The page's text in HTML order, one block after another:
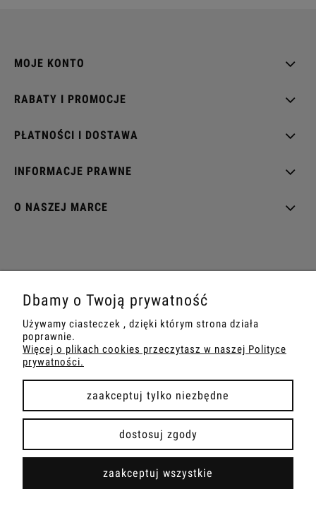
MOJE KONTO
RABATY I PROMOCJE
PŁATNOŚCI I DOSTAWA
INFORMACJE PRAWNE
O NASZEJ MARCE
Sklep internetowy ART&DOLL | ul. Toruńska 65A, 87-103
Mała Nieszawka |
8792668449 | REGON: 341319980
pokaż pełną wersję strony
Sklep internetowy Shoper.pl
Dbamy o Twoją prywatność
Używamy ciasteczek , dzięki którym strona działa
poprawnie.
Więcej o plikach cookies przeczytasz w naszej Polityce
prywatności.
zaakceptuj tylko niezbędne
dostosuj zgody
zaakceptuj wszystkie